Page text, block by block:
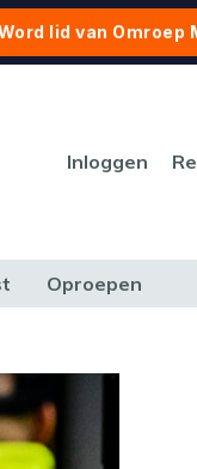
lid van Omroep
Inloggen
Oproepen